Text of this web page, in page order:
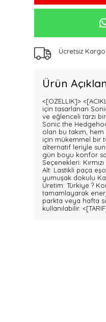
Ücretsiz Kargo
Ürün
<[OZELLIK]>
için tasarlanan
ve eğlenceli tarzı
Sonic the
olan bu takım, hem
için mükemmel bir
alternatif leriyle
gün boyu konfor
Seçenekleri:
Alt: Lastikli paça
yumuşak dokulu
Üretim: Türkiye ?
tamamlayarak
parkta veya hafta
kullanılabilir.